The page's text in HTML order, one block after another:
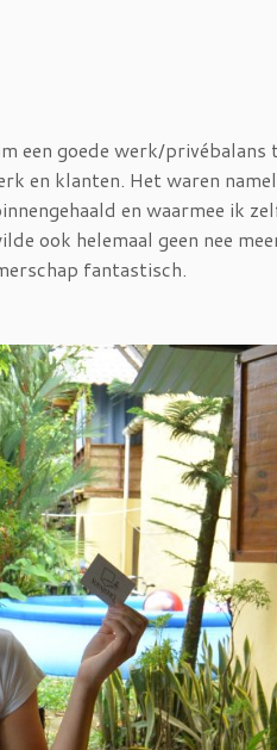
een goede werk/privébalans
en klanten. Het waren
en waarmee ik
ook helemaal geen nee
fantastisch.